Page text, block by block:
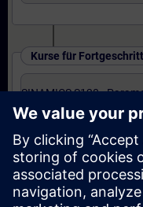
Kurse für
SINAMICS S120 -
Inbetriebnahme in TIA
Kurse für Experten